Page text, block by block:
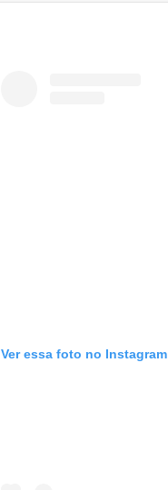
Ver essa foto no Instagram